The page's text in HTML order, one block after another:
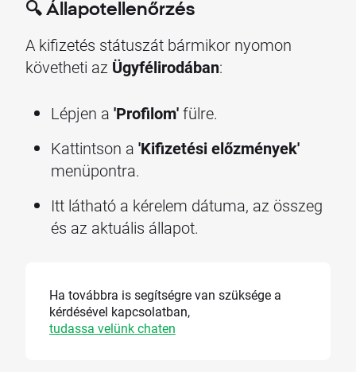
🔍 Állapotellenőrzés
A kifizetés státuszát bármikor nyomon
követheti az Ügyfélirodában:
Lépjen a 'Profilom'fülre.
Kattintson a 'Kifizetési előzmények'
menüpontra.
Itt látható a kérelem dátuma, az összeg
és az aktuális állapot.
Ha továbbra is segítségre van szüksége a
kérdésével kapcsolatban,
tudassa velünk chaten